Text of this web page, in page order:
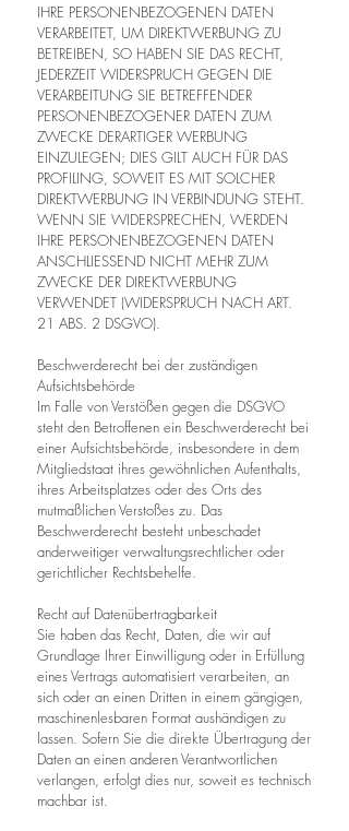
IHRE PERSONENBEZOGENEN DATEN
VERARBEITET, UM DIREKTWERBUNG ZU
BETREIBEN, SO HABEN SIE DAS RECHT,
JEDERZEIT WIDERSPRUCH GEGEN DIE
VERARBEITUNG SIE BETREFFENDER
PERSONENBEZOGENER DATEN ZUM
ZWECKE DERARTIGER WERBUNG
EINZULEGEN; DIES GILT AUCH FÜR DAS
PROFILING, SOWEIT ES MIT SOLCHER
DIREKTWERBUNG IN VERBINDUNG STEHT.
WENN SIE WIDERSPRECHEN, WERDEN
IHRE PERSONENBEZOGENEN DATEN
ANSCHLIESSEND NICHT MEHR ZUM
ZWECKE DER DIREKTWERBUNG
VERWENDET (WIDERSPRUCH NACH ART.
21 ABS. 2 DSGVO).
Beschwerderecht bei der zuständigen
Aufsichtsbehörde
Im Falle von Verstößen gegen die DSGVO
steht den Betroffenen ein Beschwerderecht bei
einer Aufsichtsbehörde, insbesondere in dem
Mitgliedstaat ihres gewöhnlichen Aufenthalts,
ihres Arbeitsplatzes oder des Orts des
mutmaßlichen Verstoßes zu. Das
Beschwerderecht besteht unbeschadet
anderweitiger verwaltungsrechtlicher oder
gerichtlicher Rechtsbehelfe.
Recht auf Datenübertragbarkeit
Sie haben das Recht, Daten, die wir auf
Grundlage Ihrer Einwilligung oder in Erfüllung
eines Vertrags automatisiert verarbeiten, an
sich oder an einen Dritten in einem gängigen,
maschinenlesbaren Format aushändigen zu
lassen. Sofern Sie die direkte Übertragung der
Daten an einen anderen Verantwortlichen
verlangen, erfolgt dies nur, soweit es technisch
machbar ist.